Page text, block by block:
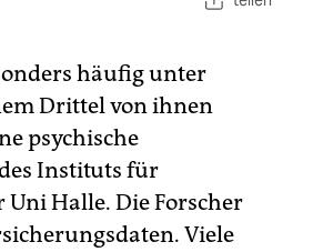
häufig unter
Drittel von ihnen
psychische
Instituts für
Halle. Die Forscher
Viele